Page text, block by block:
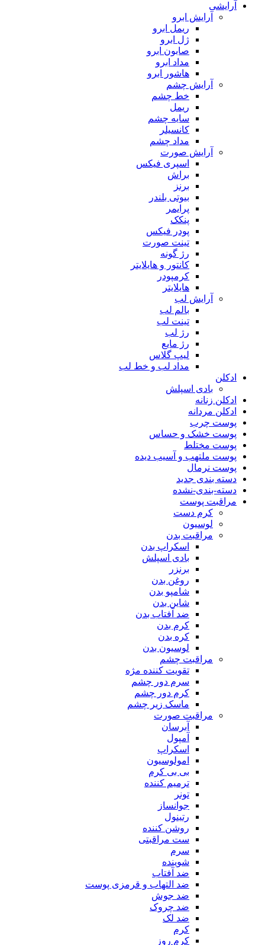
آرایشی
آرایش ابرو
ریمل ابرو
ژل ابرو
صابون ابرو
مداد ابرو
هاشور ابرو
آرایش چشم
خط چشم
ریمل
سایه چشم
کانسیلر
مداد چشم
آرایش صورت
اسپری فیکس
براش
برنز
بیوتی بلندر
پرایمر
پنکک
پودر فیکس
تینت صورت
رژ گونه
کانتور و هایلایتر
کرمپودر
هایلایتر
آرایش لب
بالم لب
تینت لب
رژ لب
رژ مایع
لیپ گلاس
مداد لب و خط لب
ادکلن
بادی اسپلش
ادکلن زنانه
ادکلن مردانه
پوست چرب
پوست خشک و حساس
پوست مختلط
پوست ملتهب و آسیب دیده
پوست نرمال
دسته بندی جدید
دسته-بندی-نشده
مراقبت پوست
کرم دست
لوسیون
مراقبت بدن
اسکراپ بدن
بادی اسپلش
برنزر
روغن بدن
شامپو بدن
شاین بدن
ضد آفتاب بدن
کرم بدن
کره بدن
لوسیون بدن
مراقبت چشم
تقویت کننده مژه
سرم دور چشم
کرم دور چشم
ماسک زیر چشم
مراقبت صورت
آبرسان
آمپول
اسکراپ
امولوسیون
بی بی کرم
ترمیم کننده
تونر
جوانساز
رتینول
روشن کننده
ست مراقبتی
سرم
شوینده
ضد آفتاب
ضد التهاب و قرمزی پوست
‌ضد جوش
ضد چروک
ضد لک
کرم
کرم روز